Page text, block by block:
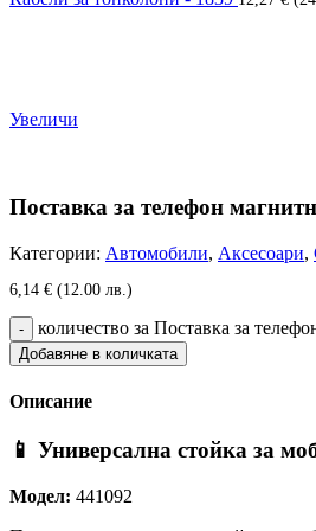
Увеличи
Поставка за телефон
Категории: Автомобили, Аксесоари,
6,14 € (12.00 лв.)
количество за Поставка за
Добавяне в количката
Описание
📱 Универсална стойка за
Модел: 441092